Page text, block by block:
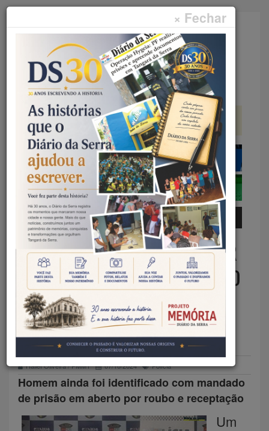
× Fechar
Faça sua pesquisa...
Menu
Início Polícia
FLAGRANTE – POLÍCIA MILITAR
PRENDE HOMEM COM QUATRO
QUILOS DE MACONHA EM
BARRA DO BUGRES
Hallef Oliveira / PMMT 07/10/2024 Polícia
Homem ainda foi identificado com mandado
de prisão em aberto por roubo e receptação
Um